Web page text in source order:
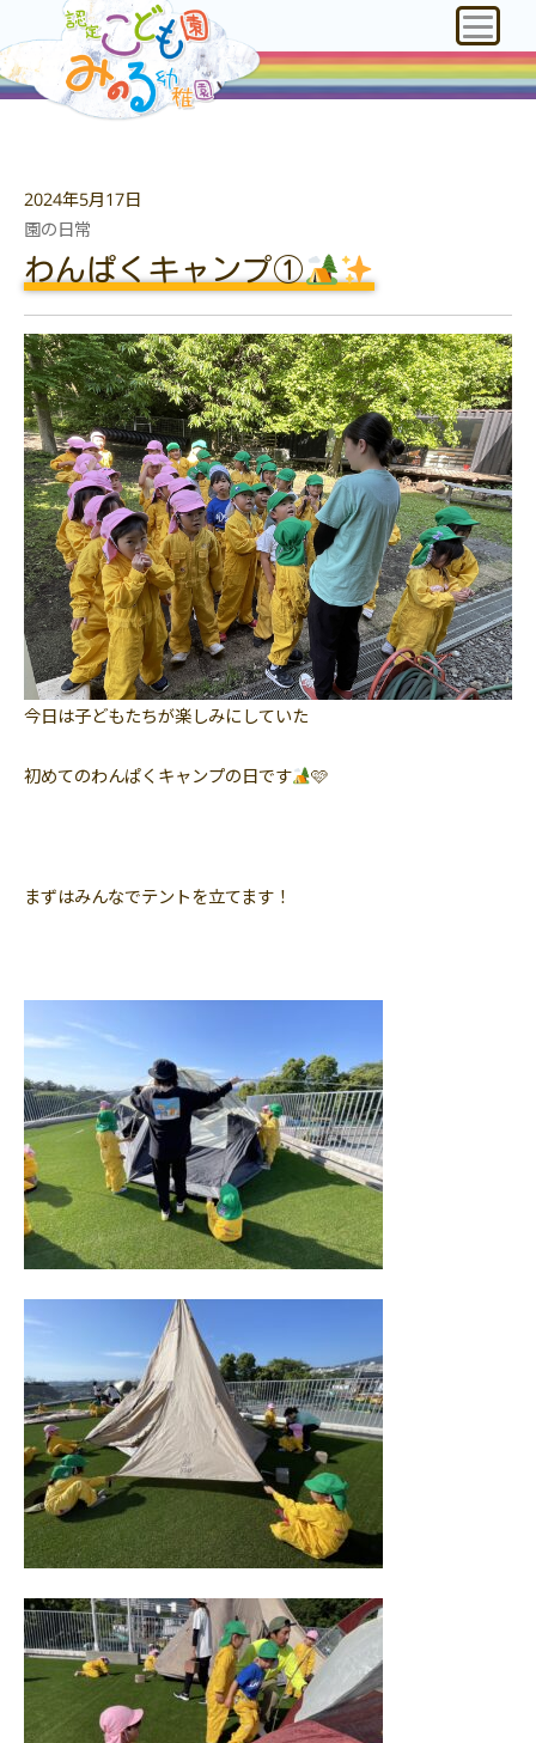
2024年5月17日
園の日常
わんぱくキャンプ①
今日は子どもたちが楽しみにしていた
初めてのわんぱくキャンプの日です 🩷
まずはみんなでテントを立てます！